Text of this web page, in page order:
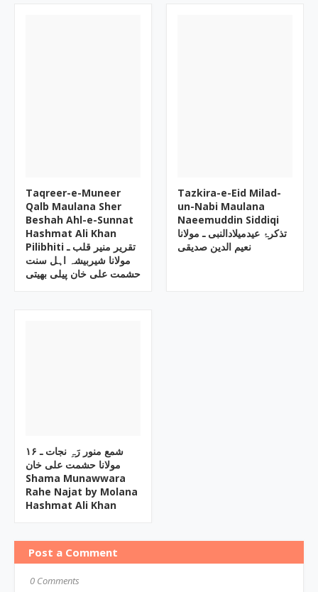
Taqreer-e-Muneer
Qalb Maulana Sher
Beshah Ahl-e-Sunnat
Hashmat Ali Khan
Pilibhiti تقریر منیر قلب ـ
مولانا شیربیشہ اہل سنت
حشمت علی خان پیلی بھیتی
Tazkira-e-Eid Milad-
un-Nabi Maulana
Naeemuddin Siddiqi
تذکرۂ عیدمیلادالنبی ـ مولانا
نعیم الدین صدیقی
۱۶ شمع منور رَہِ نجات ـ
مولانا حشمت علی خان
Shama Munawwara
Rahe Najat by Molana
Hashmat Ali Khan
Post a Comment
0 Comments